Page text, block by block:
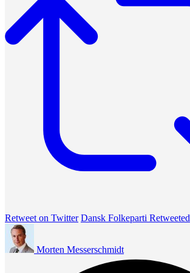
Retweet on Twitter Dansk Folkeparti Retweeted
Morten Messerschmidt